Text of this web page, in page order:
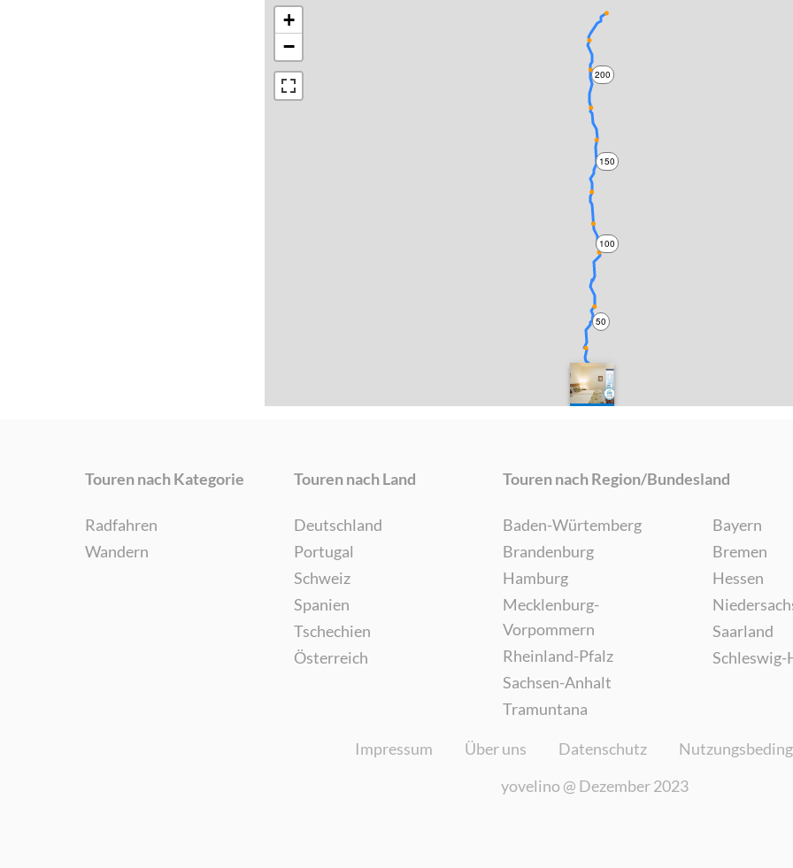
0
50
100
150
200
+
−
Touren nach Kategorie
Radfahren
Wandern
Touren nach Land
Deutschland
Portugal
Schweiz
Spanien
Tschechien
Österreich
Touren nach Region/Bundesland
Baden-Würtemberg
Brandenburg
Hamburg
Mecklenburg-
Vorpommern
Rheinland-Pfalz
Sachsen-Anhalt
Tramuntana
Bayern
Bremen
Hessen
Saarland
Impressum Über uns Datenschutz
yovelino @ Dezember 2023